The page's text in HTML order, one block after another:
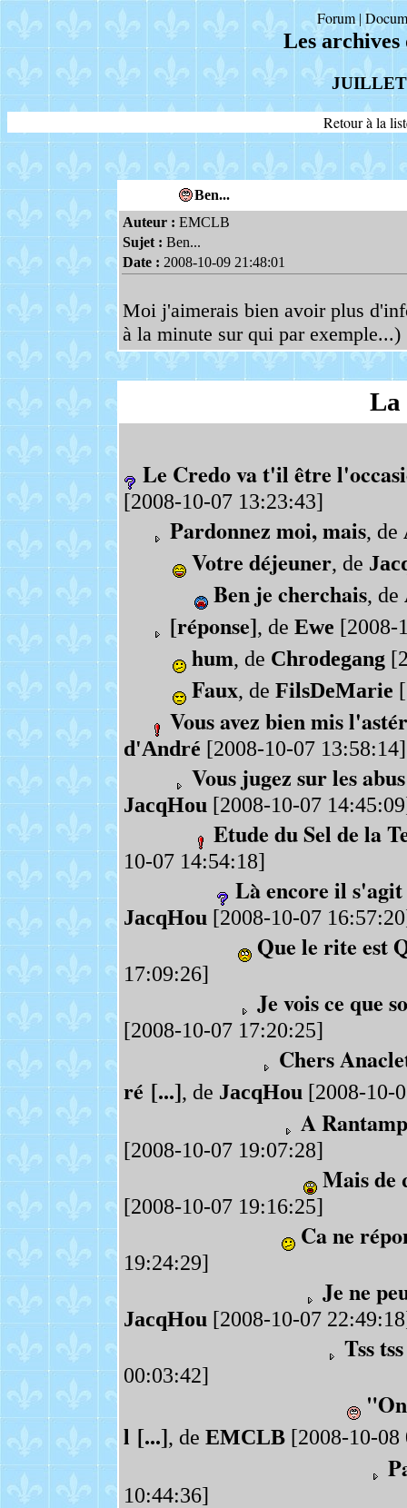
Forum|
Les
JUILLET
Retour à la
Ben...
Auteur : EMCLB
Sujet : Ben...
Date : 2008-10-09 21:48:01
Moi j'aimerais bien avoir plus
à la minute sur qui par exemple...)
La
Le Credo va t'il être
[2008-10-07 13:23:43]
Pardonnez moi, mais, de
Votre déjeuner, de
Ben je cherchais, de
[réponse], de Ewe [2008-
hum, de Chrodegang
Faux, de FilsDeMarie
Vous avez bien mis
d'André [2008-10-07 13:58:14]
Vous jugez sur les
JacqHou [2008-10-07
Etude du Sel de la
10-07 14:54:18]
Là encore il
JacqHou [2008-10-07
Que le rite est
17:09:26]
Je vois ce que
[2008-10-07 17:20:25]
Chers
ré [...], de JacqHou [2008-10-
A
[2008-10-07 19:07:28]
Mais de
[2008-10-07 19:16:25]
Ca ne
19:24:29]
Je ne
JacqHou [2008-10-07
Tss
00:03:42]
l [...], de EMCLB[2008-10-08
10:44:36]